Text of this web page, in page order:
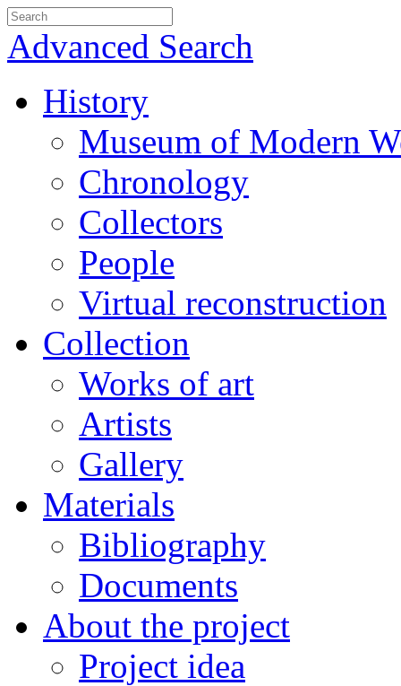
Advanced Search
History
Museum of Modern
Chronology
Collectors
People
Virtual reconstruction
Collection
Works of art
Artists
Gallery
Materials
Bibliography
Documents
About the project
Project idea